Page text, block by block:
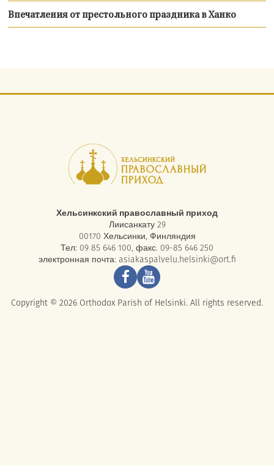
Впечатления от престольного праздника в Ханко
Хельсинкский православный приход
Лиисанкату 29
00170 Хельсинки, Финляндия
Тел: 09 85 646 100, факс. 09-85 646 250
электронная почта: asiakaspalvelu.helsinki@ort.fi
Copyright © 2026 Orthodox Parish of Helsinki. All rights reserved.